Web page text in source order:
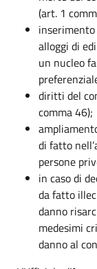
(art. 1
inserimento
alloggi di
un nucleo
diritti del
comma 46);
di fatto
persone
in caso di
da fatto
danno
medesimi
danno al